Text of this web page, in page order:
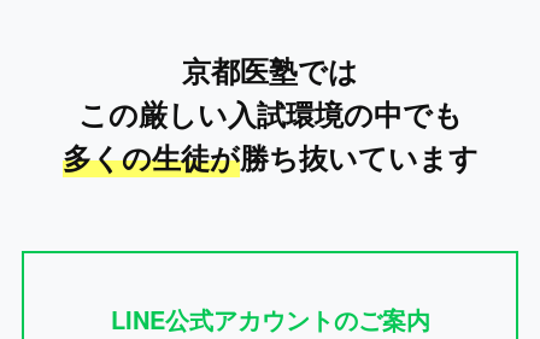
京都医塾では
この厳しい入試環境の中でも
多くの生徒が勝ち抜いています
LINE公式アカウントのご案内